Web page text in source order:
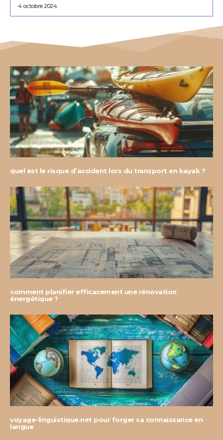
4 octobre 2024
quel est le risque d’accident lors du transport en kayak ?
comment planifier efficacement une rénovation
énergétique ?
voyage-linguistique.net pour forger sa connaissance en
langue